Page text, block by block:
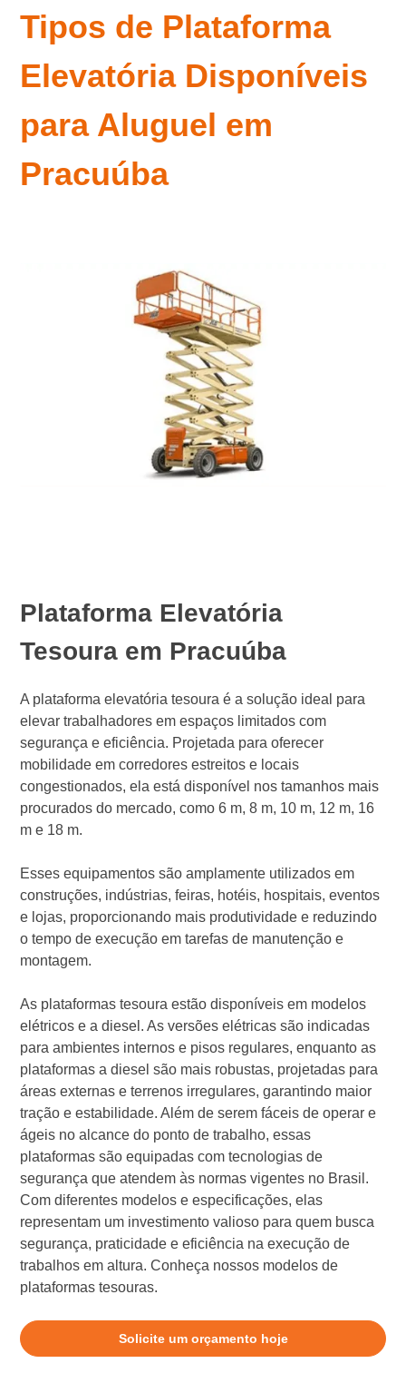
Tipos de Plataforma
Elevatória Disponíveis
para Aluguel em
Pracuúba
Plataforma Elevatória
Tesoura em Pracuúba
A plataforma elevatória tesoura é a solução ideal para
elevar trabalhadores em espaços limitados com
segurança e eficiência. Projetada para oferecer
mobilidade em corredores estreitos e locais
congestionados, ela está disponível nos tamanhos mais
procurados do mercado, como 6 m, 8 m, 10 m, 12 m, 16
m e 18 m.
Esses equipamentos são amplamente utilizados em
construções, indústrias, feiras, hotéis, hospitais, eventos
e lojas, proporcionando mais produtividade e reduzindo
o tempo de execução em tarefas de manutenção e
montagem.
As plataformas tesoura estão disponíveis em modelos
elétricos e a diesel. As versões elétricas são indicadas
para ambientes internos e pisos regulares, enquanto as
plataformas a diesel são mais robustas, projetadas para
áreas externas e terrenos irregulares, garantindo maior
tração e estabilidade. Além de serem fáceis de operar e
ágeis no alcance do ponto de trabalho, essas
plataformas são equipadas com tecnologias de
segurança que atendem às normas vigentes no Brasil.
Com diferentes modelos e especificações, elas
representam um investimento valioso para quem busca
segurança, praticidade e eficiência na execução de
trabalhos em altura. Conheça nossos modelos de
plataformas tesouras.
Solicite um orçamento hoje